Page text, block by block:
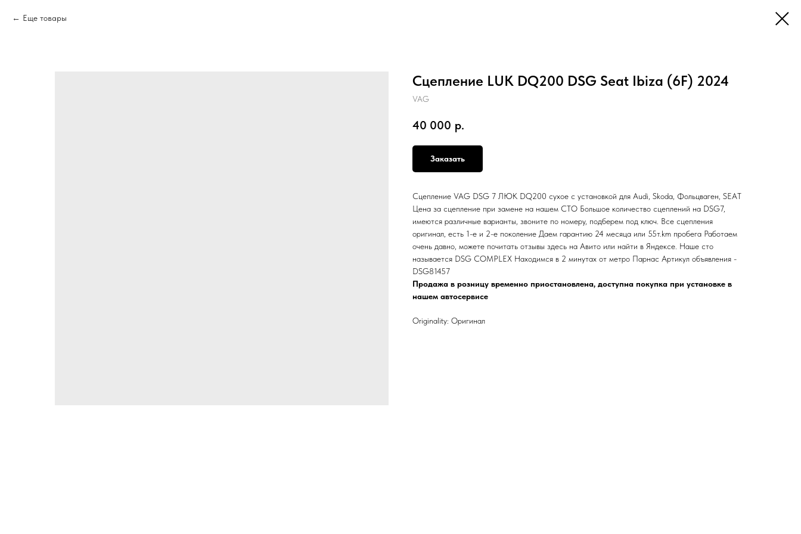
Еще товары
Сцепление LUK DQ200 DSG Seat Ibiza (6F) 2024
VAG
40 000 р.
Заказать
Сцепление VAG DSG 7 ЛЮК DQ200 сухое с установкой для Audi, Skoda, Фольцваген, SEAT
Цена за сцепление при замене на нашем СТО Большое количество сцеплений на DSG7,
имеются различные варианты, звоните по номеру, подберем под ключ. Все сцепления
оригинал, есть 1-е и 2-е поколение Даем гарантию 24 месяца или 55т.km пробега Работаем
очень давно, можете почитать отзывы здесь на Авито или найти в Яндексе. Наше сто
называется DSG COMPLEX Находимся в 2 минутах от метро Парнас Артикул объявления -
DSG81457
Продажа в розницу временно приостановлена, доступна покупка при установке в
нашем автосервисе
Originality: Оригинал